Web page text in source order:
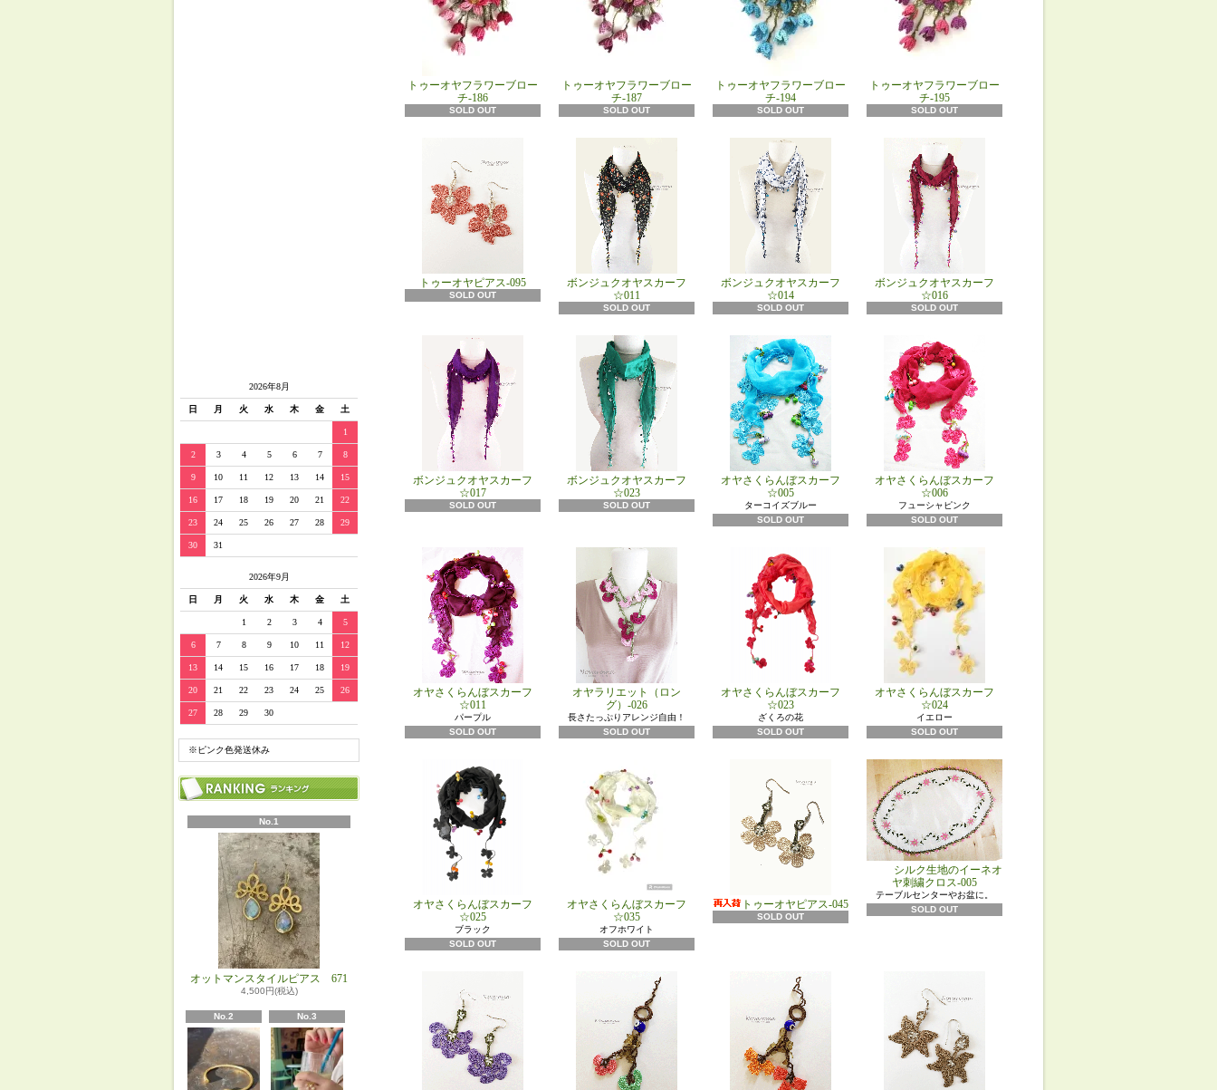
2026年8月
日 月 火 水 木 金 土
1
2 3 4 5 6 7 8
9 10 11 12 13 14 15
16 17 18 19 20 21 22
23 24 25 26 27 28 29
30 31
2026年9月
日 月 火 水 木 金 土
1 2 3 4 5
6 7 8 9 10 11 12
13 14 15 16 17 18 19
20 21 22 23 24 25 26
27 28 29 30
※ピンク色発送休み
No.1
オットマンスタイルピアス 671
4,500円(税込)
No.2 No.3
トゥーオヤフラワーブロー
チ-186
SOLD OUT
トゥーオヤフラワーブロー
チ-187
SOLD OUT
トゥーオヤフラワーブロー
チ-194
SOLD OUT
トゥーオヤフラワーブロー
チ-195
SOLD OUT
トゥーオヤピアス-095
SOLD OUT
ボンジュクオヤスカーフ
☆011
SOLD OUT
ボンジュクオヤスカーフ
☆014
SOLD OUT
ボンジュクオヤスカーフ
☆016
SOLD OUT
ボンジュクオヤスカーフ
☆017
SOLD OUT
ボンジュクオヤスカーフ
☆023
SOLD OUT
オヤさくらんぼスカーフ
☆005
ターコイズブルー
SOLD OUT
オヤさくらんぼスカーフ
☆006
フューシャピンク
SOLD OUT
オヤさくらんぼスカーフ
☆011
パープル
SOLD OUT
オヤラリエット（ロン
グ）-026
長さたっぷりアレンジ自由！
SOLD OUT
オヤさくらんぼスカーフ
☆023
ざくろの花
SOLD OUT
オヤさくらんぼスカーフ
☆024
イエロー
SOLD OUT
オヤさくらんぼスカーフ
☆025
ブラック
SOLD OUT
オヤさくらんぼスカーフ
☆035
オフホワイト
SOLD OUT
トゥーオヤピアス-045
SOLD OUT
シルク生地のイーネオ
ヤ刺繍クロス-005
テーブルセンターやお盆に。
SOLD OUT